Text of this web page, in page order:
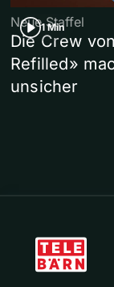
1 Min
Neue Staffel
Die Crew
Refilled»
unsicher